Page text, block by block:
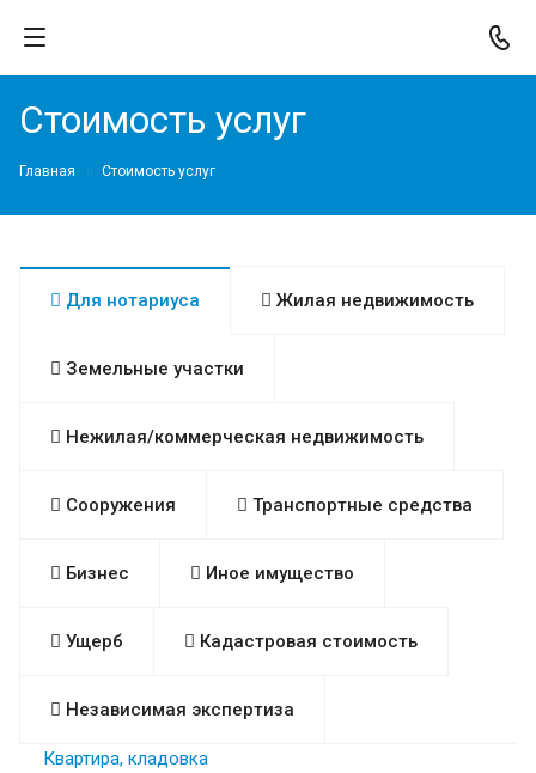
Стоимость услуг
Главная Стоимость услуг
Для нотариуса Жилая недвижимость
Земельные участки
Нежилая/коммерческая недвижимость
Сооружения Транспортные средства
Бизнес Иное имущество
Ущерб Кадастровая стоимость
Независимая экспертиза
Квартира, кладовка